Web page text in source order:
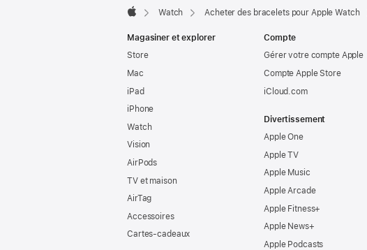
Watch Acheter des bracelets pour Apple Watch
Magasiner et explorer
Store
Mac
iPad
iPhone
Watch
Vision
AirPods
TV et maison
AirTag
Accessoires
Cartes-cadeaux
Compte
Gérer votre compte Apple
Compte Apple Store
iCloud.com
Divertissement
Apple One
Apple TV
Apple Music
Apple Arcade
Apple Fitness+
Apple News+
Apple Podcasts